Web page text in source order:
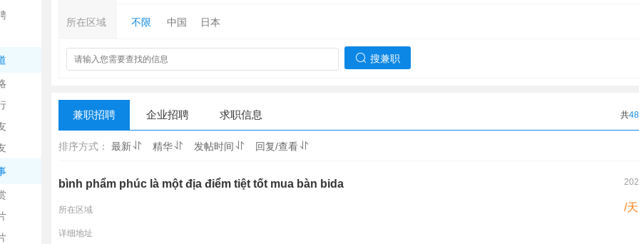
息
所在区域 不限 中国 日本
搜兼职
兼职招聘 企业招聘 求职信息 共48
排序方式： 最新 精华 发帖时间 回复/查看
bình phẩm phúc là một địa điểm tiệt tốt mua bàn bida
所在区域
详细地址
/天